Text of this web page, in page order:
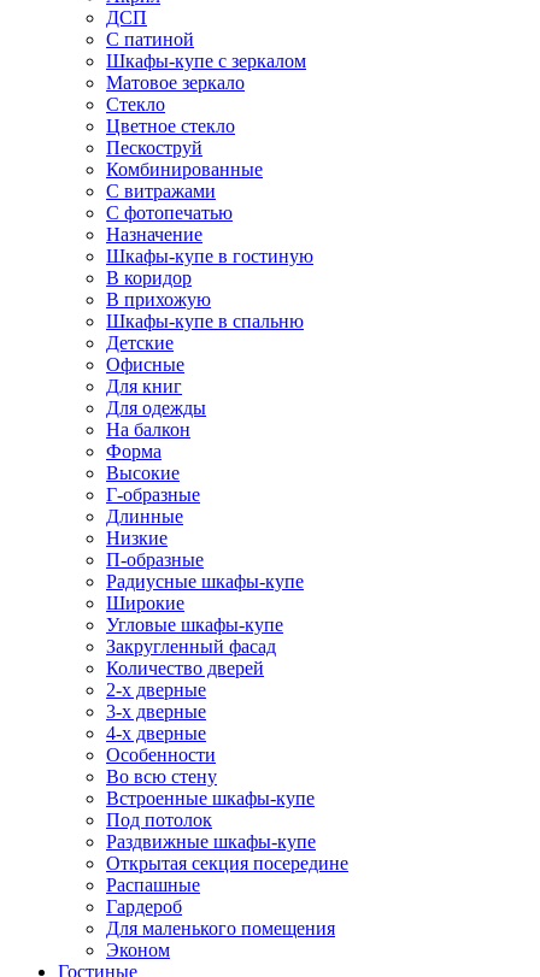
ДСП
С патиной
Шкафы-купе с зеркалом
Матовое зеркало
Стекло
Цветное стекло
Пескоструй
Комбинированные
С витражами
С фотопечатью
Назначение
Шкафы-купе в гостиную
В коридор
В прихожую
Шкафы-купе в спальню
Детские
Офисные
Для книг
Для одежды
На балкон
Форма
Высокие
Г-образные
Длинные
Низкие
П-образные
Радиусные шкафы-купе
Широкие
Угловые шкафы-купе
Закругленный фасад
Количество дверей
2-х дверные
3-х дверные
4-х дверные
Особенности
Во всю стену
Встроенные шкафы-купе
Под потолок
Раздвижные шкафы-купе
Открытая секция посередине
Распашные
Гардероб
Для маленького помещения
Эконом
Гостиные